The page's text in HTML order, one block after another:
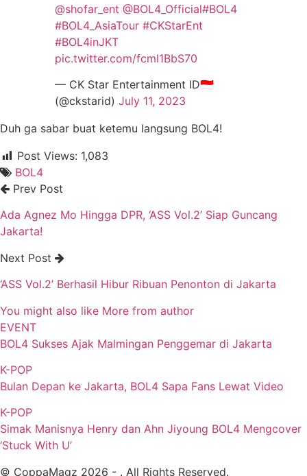
@shofar_ent @BOL4_Official#BOL4
#BOL4_AsiaTour #CKStarEnt
#BOL4inJKT
pic.twitter.com/fcml1BbS70
— CK Star Entertainment ID🇮🇩
(@ckstarid) July 11, 2023
Duh ga sabar buat ketemu langsung BOL4!
Post Views: 1,083
BOL4
Prev Post
Ada Agnez Mo Hingga DPR, ‘ASS Vol.2’ Siap Guncang
Jakarta!
Next Post
‘ASS Vol.2’ Berhasil Hibur Ribuan Penonton di Jakarta
You might also like More from author
EVENT
BOL4 Sukses Ajak Malmingan Penggemar di Jakarta
K-POP
Bulan Depan ke Jakarta, BOL4 Sapa Fans Lewat Video
K-POP
Simak Manisnya Henry dan Ahn Jiyoung BOL4 Mengcover
‘Stuck With U’
© CoppaMagz 2026 - . All Rights Reserved.